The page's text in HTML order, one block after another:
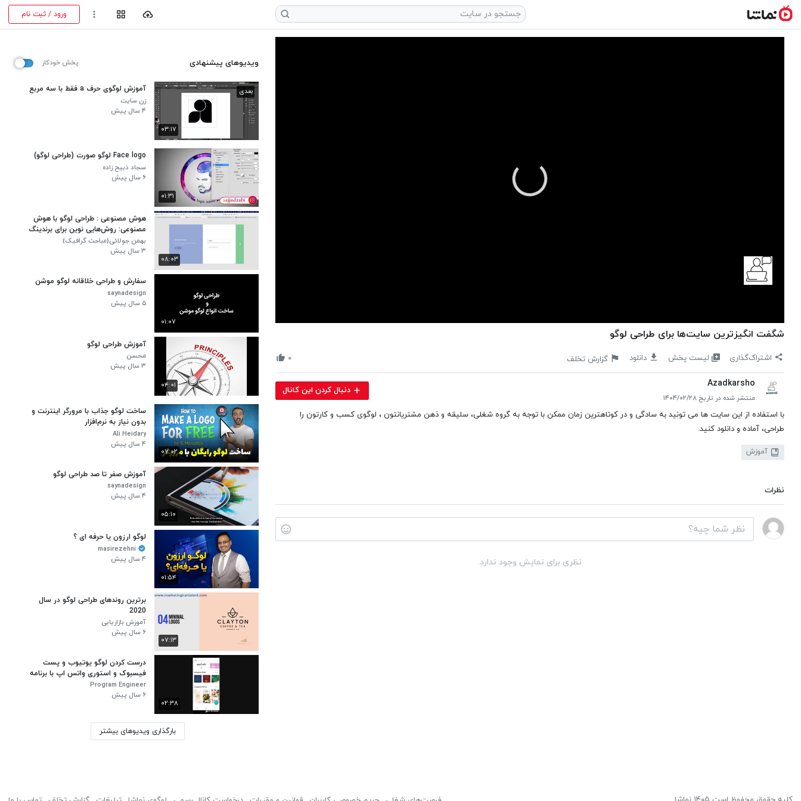
ورود / ثبت نام
شگفت انگیزترین سایت‌ها برای طراحی لوگو
اشتراک‌گذاری لیست پخش دانلود گزارش تخلف ۰
Azadkarsho
منتشر شده در تاریخ ۱۴۰۴/۰۲/۲۸
دنبال کردن این کانال
با استفاده از این سایت ها می تونید به سادگی و در کوتاهترین زمان ممکن با توجه به گروه شغلی، سلیقه و ذهن مشتریانتون ، لوگوی کسب و کارتون را
طراحی، آماده و دانلود کنید️.
آموزش
نظرات
نظری برای نمایش وجود ندارد.
ویدیوهای پیشنهادی پخش خودکار
۰۳:۱۷
بعدی آموزش لوگوی حرف a فقط با سه مربع
زن سایت
۴ سال پیش
۰۱:۳۱
Face logo لوگو صورت (طراحی لوگو)
سجاد ذبیح زاده
۶ سال پیش
۰۸:۰۳
هوش مصنوعی : طراحی لوگو با هوش
مصنوعی: روش‌هایی نوین برای برندینگ
بهمن جولائی(مباحث گرافیک)
۳ سال پیش
۰۱:۰۷
سفارش و طراحی خلاقانه لوگو موشن
saynadesign
۵ سال پیش
۰۴:۰۱
آموزش طراحی لوگو
محسن
۳ سال پیش
۰۷:۰۲
ساخت لوگو جذاب با مرورگر اینترنت و
بدون نیاز به نرم‌افزار
Ali Heidary
۴ سال پیش
۰۵:۱۰
آموزش صفر تا صد طراحی لوگو
saynadesign
۴ سال پیش
۰۱:۵۴
لوگو ارزون یا حرفه ای ؟
masirezehni
۴ سال پیش
۰۷:۱۳
برترین روندهای طراحی لوگو در سال
2020
آموزش بازاریابی
۶ سال پیش
۰۲:۳۸
درست کردن لوگو یوتیوب و پست
فیسبوک‌ و استوری واتس اپ با برنامه
canva
Program Engineer
۶ سال پیش
بارگذاری ویدیوهای بیشتر